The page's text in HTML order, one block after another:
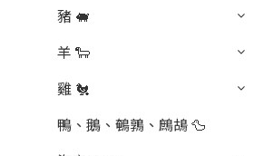
豬 🐖
羊 🐑
雞 🐔
鴨、鵝、鵪鶉、鷓鴣 🦆